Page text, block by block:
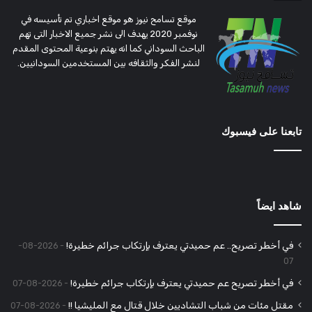
موقع تسامح نيوز هو موقع اخباري تم تأسيسه في
نوفمبر 2020 يهدف الى نشر جميع الاخبار التى تهم
الباحث السوداني كما انه يهتم بنوعية المحتوى المقدم
لنشر الفكر والثقافه بين المستخدمين السودانيين.
تابعنا على فيسبوك
شاهد ايضاً
في أخطر تصريح.. عم حميدتي يعترف بإرتكاب جرائم خطيرة!
2026-08-
07
في أخطر تصريح عم حميدتي يعترف بإرتكاب جرائم خطيرة! 2026-08-07
مقتل مئات من شباب التشاديين خلال قتال مع المليشيا !! 2026-08-07